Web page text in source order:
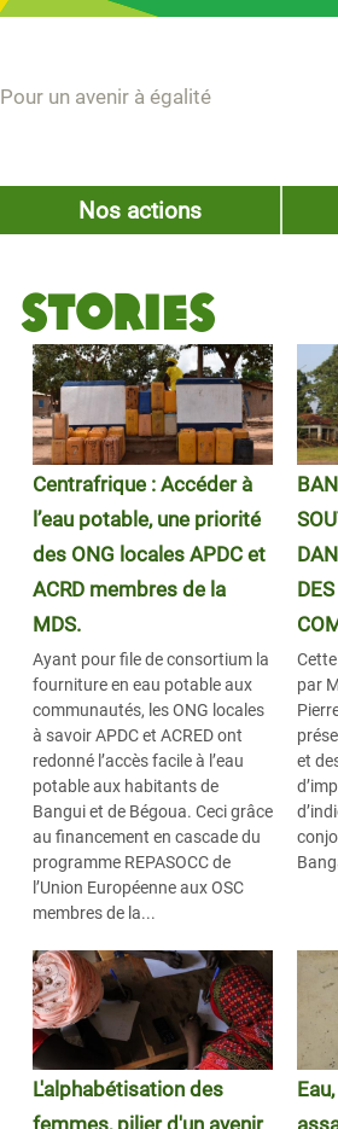
Pour un avenir à égalité
Nos actions
Stories
Centrafrique : Accéder à
l’eau potable, une priorité
des ONG locales APDC et
ACRD membres de la
MDS.
Ayant pour file de consortium la
fourniture en eau potable aux
communautés, les ONG locales
à savoir APDC et ACRED ont
redonné l’accès facile à l’eau
potable aux habitants de
Bangui et de Bégoua. Ceci grâce
au financement en cascade du
programme REPASOCC de
l’Union Européenne aux OSC
membres de la...
par
et
L'alphabétisation des